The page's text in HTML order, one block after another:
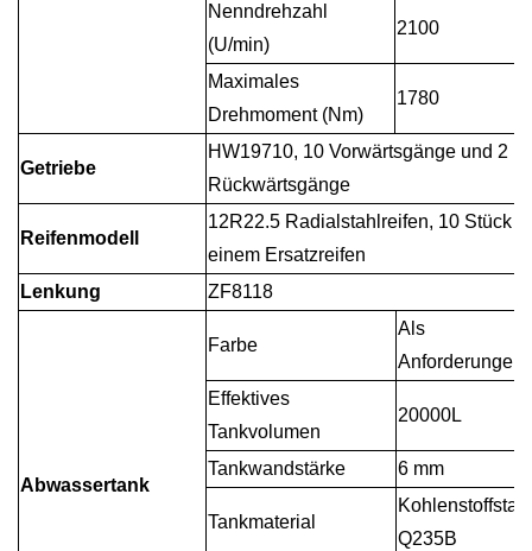
Nenndrehzahl
(U/min)
2100
Maximales
Drehmoment (Nm)
1780
Getriebe
HW19710, 10 Vorwärtsgänge und 2
Rückwärtsgänge
Reifenmodell
12R22.5 Radialstahlreifen, 10 Stück
einem Ersatzreifen
Lenkung
ZF8118
Abwassertank
Farbe
Als
Anforderungen
Effektives
Tankvolumen
20000L
Tankwandstärke 6 mm
Tankmaterial
Kohlenstoffstahl
Q235B